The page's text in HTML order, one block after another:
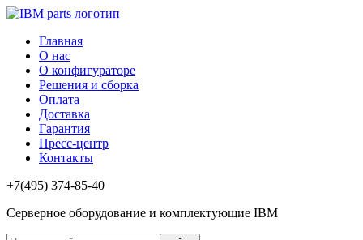
Главная
О нас
О конфигураторе
Решения и сборка
Оплата
Доставка
Гарантия
Пресс-центр
Контакты
+7(495) 374-85-40
Серверное оборудование и комплектующие IBM